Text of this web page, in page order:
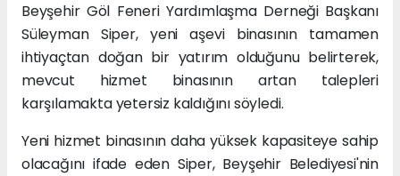
Beyşehir Göl Feneri Yardımlaşma Derneği Başkanı
Süleyman Siper, yeni aşevi binasının tamamen
ihtiyaçtan doğan bir yatırım olduğunu belirterek,
mevcut hizmet binasının artan talepleri
karşılamakta yetersiz kaldığını söyledi.
Yeni hizmet binasının daha yüksek kapasiteye sahip
olacağını ifade eden Siper, Beyşehir Belediyesi'nin